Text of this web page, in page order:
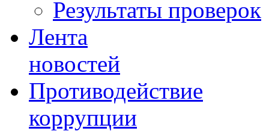
Результаты проверок
Лента
новостей
Противодействие
коррупции